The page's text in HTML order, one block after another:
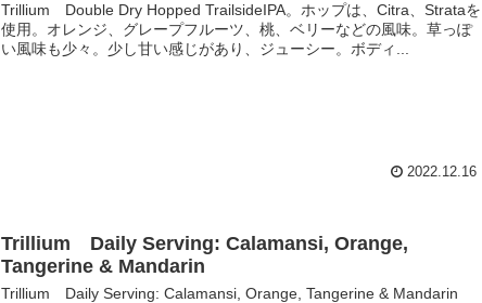
Trillium Double Dry Hopped TrailsideIPA。ホップは、Citra、Strataを
使用。オレンジ、グレープフルーツ、桃、ベリーなどの風味。草っぽ
い風味も少々。少し甘い感じがあり、ジューシー。ボディ...
2022.12.16
Trillium Daily Serving: Calamansi, Orange,
Tangerine & Mandarin
Trillium Daily Serving: Calamansi, Orange, Tangerine & Mandarin